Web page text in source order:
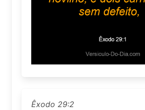
Êxodo 29:2